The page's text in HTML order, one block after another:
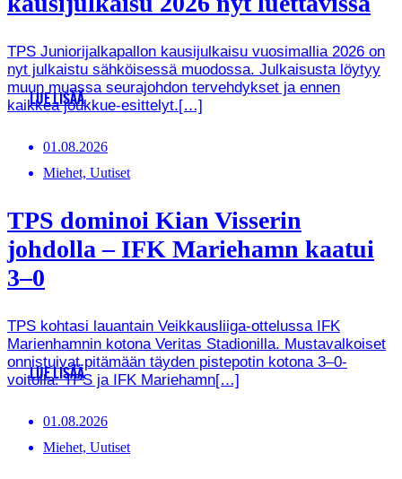
TPS Juniorijalkapallon kausijulkaisu vuosimallia 2026 on
nyt julkaistu sähköisessä muodossa. Julkaisusta löytyy
muun muassa seurajohdon tervehdykset ja ennen
kaikkea joukkue-esittelyt.[…]
LUE LISÄÄ
01.08.2026
Miehet, Uutiset
TPS dominoi Kian Visserin
johdolla – IFK Mariehamn kaatui
3–0
TPS kohtasi lauantain Veikkausliiga-ottelussa IFK
Marienhamnin kotona Veritas Stadionilla. Mustavalkoiset
onnistuivat pitämään täyden pistepotin kotona 3–0-
voitolla. TPS ja IFK Mariehamn[…]
LUE LISÄÄ
01.08.2026
Miehet, Uutiset